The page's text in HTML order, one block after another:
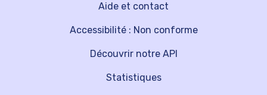
Découvrir notre API
Aide et contact
Statistiques
Accessibilité : Non conforme